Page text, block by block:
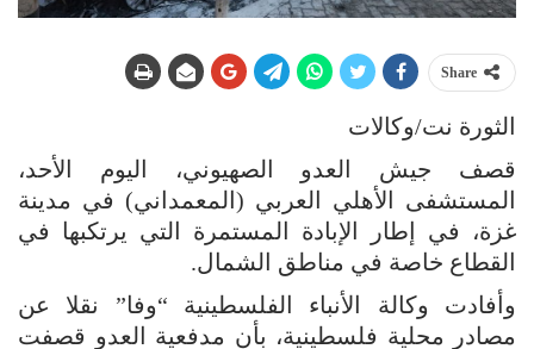
Share
الثورة نت/وكالات
قصف جيش العدو الصهيوني، اليوم الأحد،
المستشفى الأهلي العربي (المعمداني) في مدينة
غزة، في إطار الإبادة المستمرة التي يرتكبها في
القطاع خاصة في مناطق الشمال.
وأفادت وكالة الأنباء الفلسطينية “وفا” نقلا عن
مصادر محلية فلسطينية، بأن مدفعية العدو قصفت